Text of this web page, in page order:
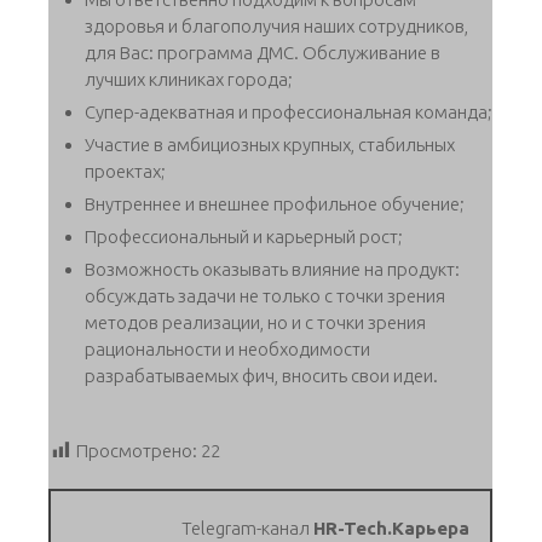
здоровья и благополучия наших сотрудников,
для Вас: программа ДМС. Обслуживание в
лучших клиниках города;
Супер-адекватная и профессиональная команда;
Участие в амбициозных крупных, стабильных
проектах;
Внутреннее и внешнее профильное обучение;
Профессиональный и карьерный рост;
Возможность оказывать влияние на продукт:
обсуждать задачи не только с точки зрения
методов реализации, но и с точки зрения
рациональности и необходимости
разрабатываемых фич, вносить свои идеи.
Просмотрено: 22
Telegram-канал HR-Tech.Карьера